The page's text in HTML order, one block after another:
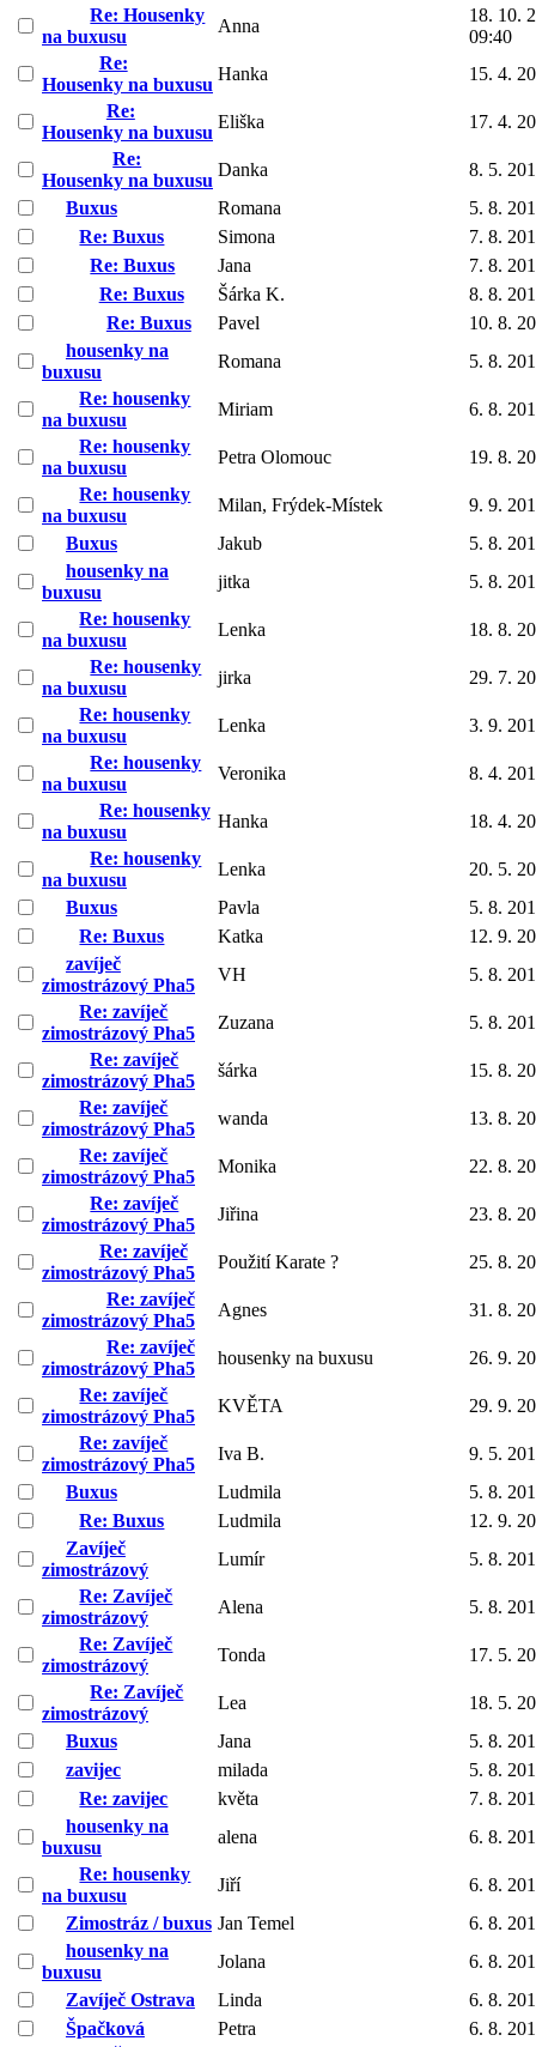
Re: Housenky
na buxusu
Anna
18. 10.
09:40
Re:
Housenky na buxusu
Hanka
15. 4.
Re:
Housenky na buxusu
Eliška
17. 4.
Re:
Housenky na buxusu
Danka
8. 5.
Buxus
Romana
5. 8.
Re: Buxus
Simona
7. 8.
Re: Buxus
Jana
7. 8.
Re: Buxus
Šárka K.
8. 8.
Re: Buxus
Pavel
10. 8.
housenky na
buxusu
Romana
5. 8.
Re: housenky
na buxusu
Miriam
6. 8.
Re: housenky
na buxusu
Petra Olomouc
19. 8.
Re: housenky
na buxusu
Milan, Frýdek-Místek
9. 9.
Buxus
Jakub
5. 8.
housenky na
buxusu
jitka
5. 8.
Re: housenky
na buxusu
Lenka
18. 8.
Re: housenky
na buxusu
jirka
29. 7.
Re: housenky
na buxusu
Lenka
3. 9.
Re: housenky
na buxusu
Veronika
8. 4.
Re: housenky
na buxusu
Hanka
18. 4.
Re: housenky
na buxusu
Lenka
20. 5.
Buxus
Pavla
5. 8.
Re: Buxus
Katka
12. 9.
zavíječ
zimostrázový Pha5
VH
5. 8.
Re: zavíječ
zimostrázový Pha5
Zuzana
5. 8.
Re: zavíječ
zimostrázový Pha5
šárka
15. 8.
Re: zavíječ
zimostrázový Pha5
wanda
13. 8.
Re: zavíječ
zimostrázový Pha5
Monika
22. 8.
Re: zavíječ
zimostrázový Pha5
Jiřina
23. 8.
Re: zavíječ
zimostrázový Pha5
Použití Karate ?
25. 8.
Re: zavíječ
zimostrázový Pha5
Agnes
31. 8.
Re: zavíječ
zimostrázový Pha5
housenky na buxusu
26. 9.
Re: zavíječ
zimostrázový Pha5
KVĚTA
29. 9.
Re: zavíječ
zimostrázový Pha5
Iva B.
9. 5.
Buxus
Ludmila
5. 8.
Re: Buxus
Ludmila
12. 9.
Zavíječ
zimostrázový
Lumír
5. 8.
Re: Zavíječ
zimostrázový
Alena
5. 8.
Re: Zavíječ
zimostrázový
Tonda
17. 5.
Re: Zavíječ
zimostrázový
Lea
18. 5.
Buxus
Jana
5. 8.
zavijec
milada
5. 8.
Re: zavijec
květa
7. 8.
housenky na
buxusu
alena
6. 8.
Re: housenky
na buxusu
Jiří
6. 8.
Zimostráz / buxus Jan Temel
6. 8.
housenky na
buxusu
Jolana
6. 8.
Zavíječ Ostrava
Linda
6. 8.
Špačková
Petra
6. 8.